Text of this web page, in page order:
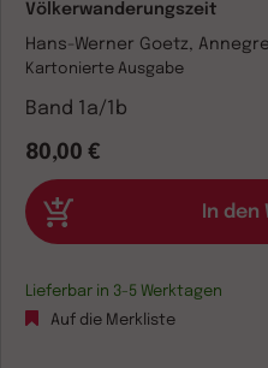
Völkerwanderungszeit
Hans-Werner Goetz,
Kartonierte Ausgabe
Band 1a/1b
80,00 €
Lieferbar in 3-5 Werktagen
Auf die Merkliste